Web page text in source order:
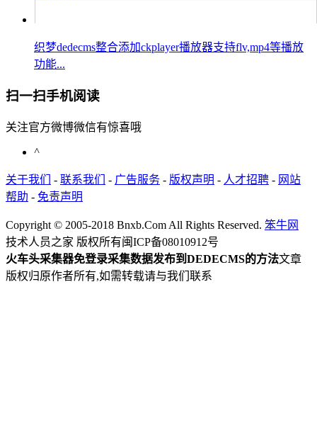
织梦dedecms整合添加ckplayer播放器支持flv,mp4等播放
功能...
扫一扫手机阅读
关注官方微博微信有惊喜哦
^
关于我们 - 联系我们 - 广告服务 - 版权声明 - 人才招聘 - 网站
帮助 - 免责声明
Copyright © 2005-2018 Bnxb.Com All Rights Reserved. 笨牛网
技术人员之家 版权所有闽ICP备08010912号
火车头采集器免登录采集数据发布到DEDECMS的方法文章
版权归原作者所有,如需转载请与我们联系